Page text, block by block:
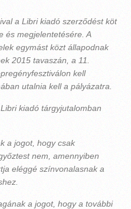
a Libri kiadó szerződést köt
és megjelentetésére. A
egymást közt állapodnak
2015 tavaszán, a 11.
kell
utalnia kell a pályázatra.
kiadó tárgyjutalomban
a jogot, hogy csak
nem, amennyiben
eléggé színvonalasnak a
a jogot, hogy a további